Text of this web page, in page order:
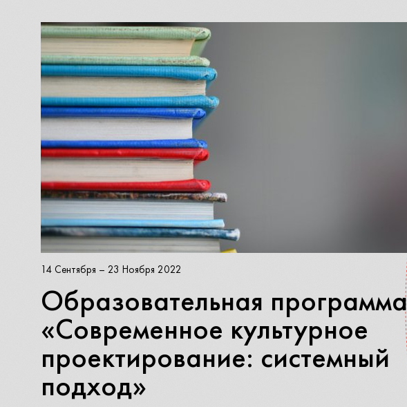
14 Сентября – 23 Ноября 2022
Образовательная программа
«Современное культурное
проектирование: системный
подход»